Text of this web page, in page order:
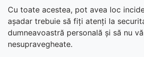
Cu toate acestea, pot avea loc
așadar trebuie să fiți atenți la
dumneavoastră personală și să nu
nesupravegheate.